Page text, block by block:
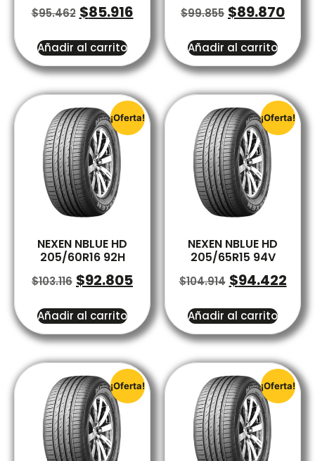
$95.462 $85.916
Añadir al carrito
$99.855 $89.870
Añadir al carrito
¡Oferta!
NEXEN NBLUE HD
205/60R16 92H
$103.116 $92.805
Añadir al carrito
¡Oferta!
NEXEN NBLUE HD
205/65R15 94V
$104.914 $94.422
Añadir al carrito
¡Oferta! ¡Oferta!